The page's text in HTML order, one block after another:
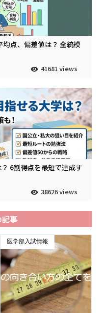
均点、偏差値は？ 全統模
41681 views
6割得点を最短で達成す
38626 views
事
医学部入試情報